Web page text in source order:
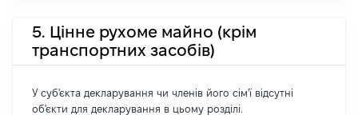
5. Цінне рухоме майно (крім
транспортних засобів)
У суб'єкта декларування чи членів його сім'ї відсутні
об'єкти для декларування в цьому розділі.